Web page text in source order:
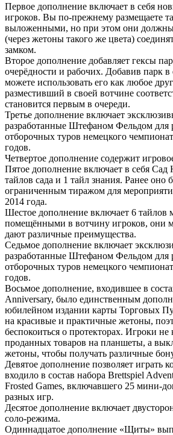
Первое дополнение включает в себя
игроков. Вы по-прежнему размещаете
выложенными, но при этом они
(через жетоны такого же цвета)
замком.
Второе дополнение добавляет гексы
очерёдности и рабочих. Добавив парк
можете использовать его как любое
разместивший в своей вотчине
становится первым в очереди.
Третье дополнение включает
разработанные Штефаном Фельдом для
отборочных туров немецкого
годов.
Четвертое дополнение содержит
Пятое дополнение включает в себя Сад
тайлов сада и 1 тайл знания. Ранее
ограниченным тиражом для
2014 года.
Шестое дополнение включает 6 тайлов
помещёнными в вотчину игроков, они
дают различные преимущества.
Седьмое дополнение включает
разработанные Штефаном Фельдом для
отборочных туров немецкого
годов.
Восьмое дополнение, входившее в
Anniversary, было единственным
юбилейном издании карты Торговых
на красивые и практичные жетоны,
беспокоиться о протекторах. Игроки не
проданных товаров на планшеты, а
жетоны, чтобы получать различные
Девятое дополнение позволяет играть
входило в состав набора Brettspiel
Frosted Games, включавшего 25 мини-
разных игр.
Десятое дополнение включает
соло-режима.
Одиннадцатое дополнение «Щиты»